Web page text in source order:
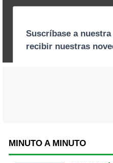
MINUTO A MINUTO